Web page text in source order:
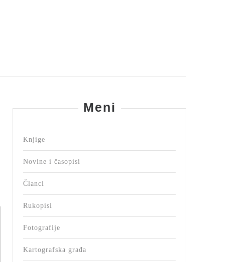
Meni
Knjige
Novine i časopisi
Članci
Rukopisi
Fotografije
Kartografska građa